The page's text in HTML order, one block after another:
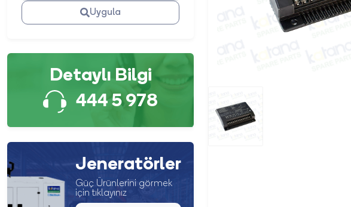
Uygula
Detaylı Bilgi
444 5 978
Jeneratörler
Güç Ürünlerini görmek
için tıklayınız